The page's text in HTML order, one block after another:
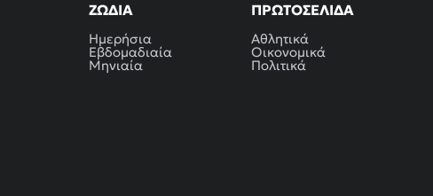
ΖΏΔΙΑ
Ημερήσια
Εβδομαδιαία
Μηνιαία
ΠΡΩΤΟΣΈΛΙΔΑ
Αθλητικά
Οικονομικά
Πολιτικά